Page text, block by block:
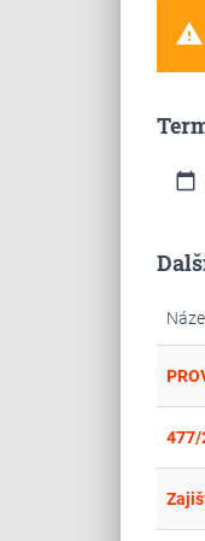
warning
calendar_today
477/